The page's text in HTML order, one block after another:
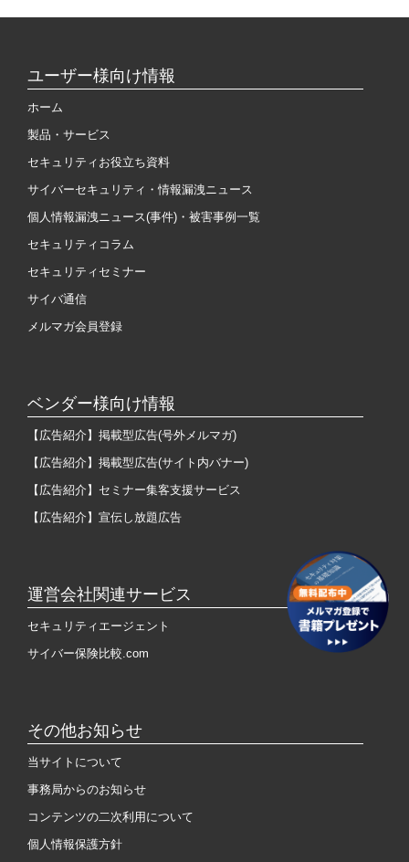
ユーザー様向け情報
ホーム
製品・サービス
セキュリティお役立ち資料
サイバーセキュリティ・情報漏洩ニュース
個人情報漏洩ニュース(事件)・被害事例一覧
セキュリティコラム
セキュリティセミナー
サイバ通信
メルマガ会員登録
ベンダー様向け情報
【広告紹介】掲載型広告(号外メルマガ)
【広告紹介】掲載型広告(サイト内バナー)
【広告紹介】セミナー集客支援サービス
【広告紹介】宣伝し放題広告
運営会社関連サービス
セキュリティエージェント
サイバー保険比較.com
その他お知らせ
当サイトについて
事務局からのお知らせ
コンテンツの二次利用について
個人情報保護方針